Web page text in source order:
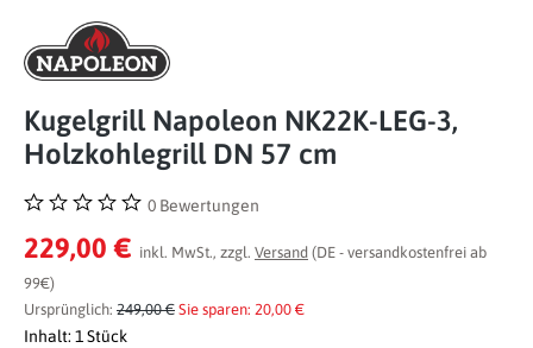
Kugelgrill Napoleon NK22K-LEG-3,
Holzkohlegrill DN 57 cm
Durchschnittliche Bewertung von 0 von 5 Sternen
0 Bewertungen
229,00 € inkl. MwSt., zzgl. Versand (DE - versandkostenfrei ab
99€)
Ursprünglich: 249,00 € Sie sparen: 20,00 €
Inhalt: 1 Stück